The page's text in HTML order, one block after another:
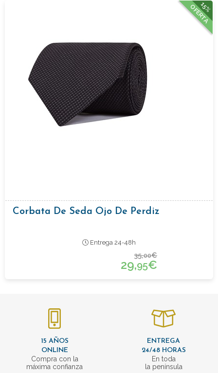
15%
OFERTA
Corbata De Seda Ojo De Perdiz
Entrega 24-48h
35,00€
29,95€
15 AÑOS
ONLINE
Compra con la
máxima confianza
ENTREGA
24/48 HORAS
En toda
la península